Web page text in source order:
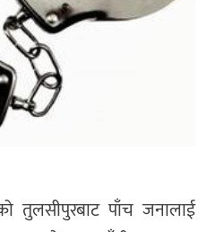
तुलसीपुरबाट पाँच जनालाई